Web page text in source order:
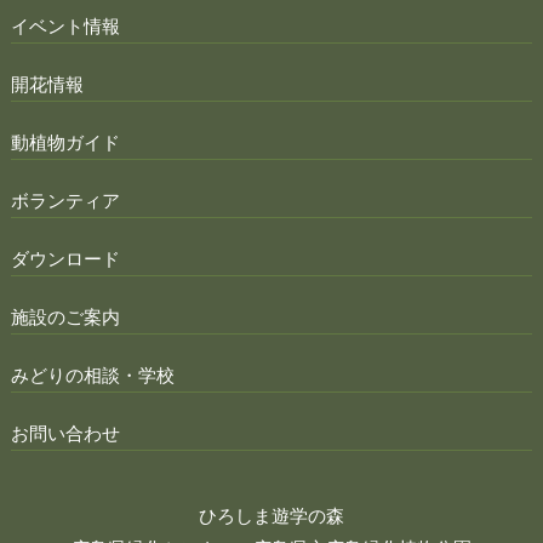
イベント情報
開花情報
動植物ガイド
ボランティア
ダウンロード
施設のご案内
みどりの相談・学校
お問い合わせ
ひろしま遊学の森